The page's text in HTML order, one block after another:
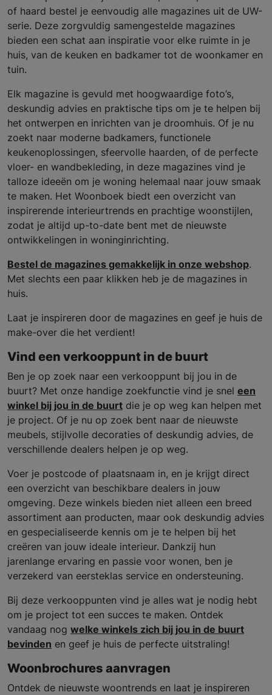
of haard bestel je eenvoudig alle magazines uit de UW-
serie. Deze zorgvuldig samengestelde magazines
bieden een schat aan inspiratie voor elke ruimte in je
huis, van de keuken en badkamer tot de woonkamer en
tuin.
Elk magazine is gevuld met hoogwaardige foto’s,
deskundig advies en praktische tips om je te helpen bij
het ontwerpen en inrichten van je droomhuis. Of je nu
zoekt naar moderne badkamers, functionele
keukenoplossingen, sfeervolle haarden, of de perfecte
vloer- en wandbekleding, in deze magazines vind je
talloze ideeën om je woning helemaal naar jouw smaak
te maken. Het Woonboek biedt een overzicht van
inspirerende interieurtrends en prachtige woonstijlen,
zodat je altijd up-to-date bent met de nieuwste
ontwikkelingen in woninginrichting.
Bestel de magazines gemakkelijk in onze webshop.
Met slechts een paar klikken heb je de magazines in
huis.
Laat je inspireren door de magazines en geef je huis de
make-over die het verdient!
Vind een verkooppunt in de buurt
Ben je op zoek naar een verkooppunt bij jou in de
buurt? Met onze handige zoekfunctie vind je snel een
winkel bij jou in de buurt die je op weg kan helpen met
je project. Of je nu op zoek bent naar de nieuwste
meubels, stijlvolle decoraties of deskundig advies, de
verschillende dealers helpen je op weg.
Voer je postcode of plaatsnaam in, en je krijgt direct
een overzicht van beschikbare dealers in jouw
omgeving. Deze winkels bieden niet alleen een breed
assortiment aan producten, maar ook deskundig advies
en gespecialiseerde kennis om je te helpen bij het
creëren van jouw ideale interieur. Dankzij hun
jarenlange ervaring en passie voor wonen, ben je
verzekerd van eersteklas service en ondersteuning.
Bij deze verkooppunten vind je alles wat je nodig hebt
om je project tot een succes te maken. Ontdek
vandaag nog welke winkels zich bij jou in de buurt
bevinden en geef je huis de perfecte uitstraling!
Woonbrochures aanvragen
Ontdek de nieuwste woontrends en laat je inspireren